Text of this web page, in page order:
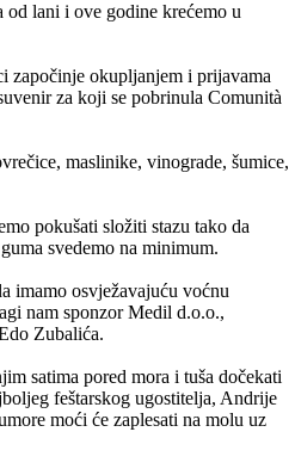
od lani i ove godine krećemo u
započinje okupljanjem i prijavama
za koji se pobrinula Comunità
maslinike, vinograde, šumice,
pokušati složiti stazu tako da
svedemo na minimum.
imamo osvježavajuću voćnu
nam sponzor Medil d.o.o.,
Zubalića.
satima pored mora i tuša dočekati
feštarskog ugostitelja, Andrije
moći će zaplesati na molu uz